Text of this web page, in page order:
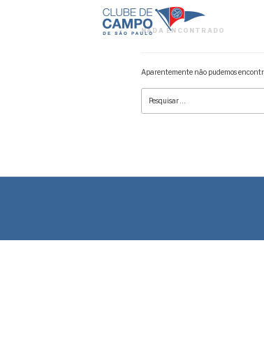
NADA ENCONTRADO
Aparentemente não pudemos
Pesquisar
por: